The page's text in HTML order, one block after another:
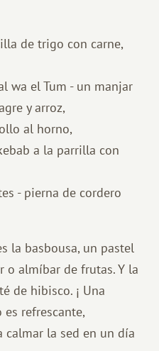
de trigo con carne,
wa el Tum - un manjar
y arroz,
al horno,
a la parrilla con
- pierna de cordero
la basbousa, un pastel
o almíbar de frutas. Y la
de hibisco. ¡ Una
refrescante,
calmar la sed en un día